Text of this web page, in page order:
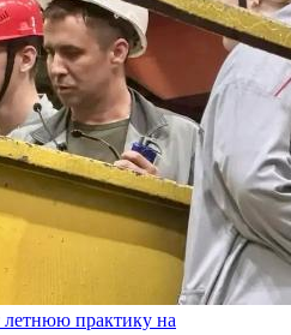
летнюю практику на